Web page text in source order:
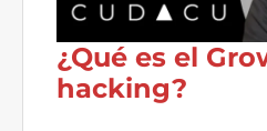
¿Qué es el
hacking?